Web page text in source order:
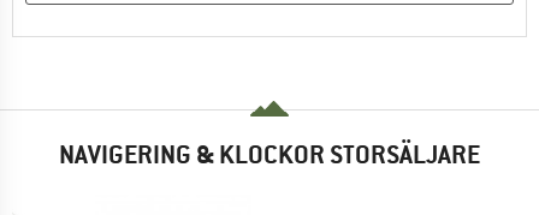
NAVIGERING & KLOCKOR STORSÄLJARE